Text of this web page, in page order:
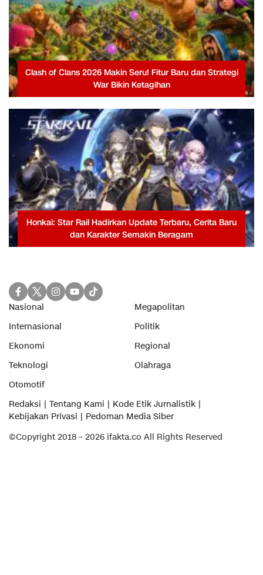
Clash of Clans 2026 Makin Seru! Fitur Baru dan Strategi
War Bikin Ketagihan
Honkai: Star Rail Hadirkan Update Terbaru, Cerita Baru
dan Karakter Semakin Beragam
Nasional
Megapolitan
Internasional
Politik
Ekonomi
Regional
Teknologi
Olahraga
Otomotif
Redaksi
Tentang Kami
Kode Etik Jurnalistik
Kebijakan Privasi
Pedoman Media Siber
©Copyright 2018 – 2026 ifakta.co All Rights Reserved